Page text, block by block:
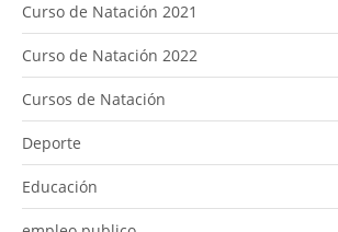
Curso de Natación 2021
Curso de Natación 2022
Cursos de Natación
Deporte
Educación